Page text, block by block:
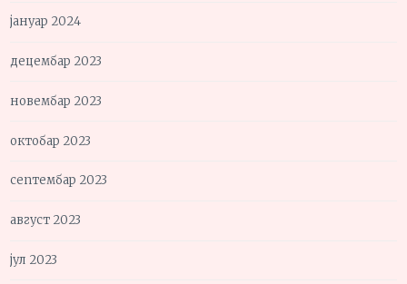
јануар 2024
децембар 2023
новембар 2023
октобар 2023
септембар 2023
август 2023
јул 2023